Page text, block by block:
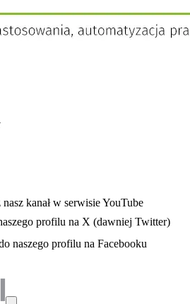
nowej karcie
się w nowej karcie
kanał w serwisie YouTube
karcie profilu na X (dawniej Twitter)
się w nowej karcie
naszego profilu na Facebooku